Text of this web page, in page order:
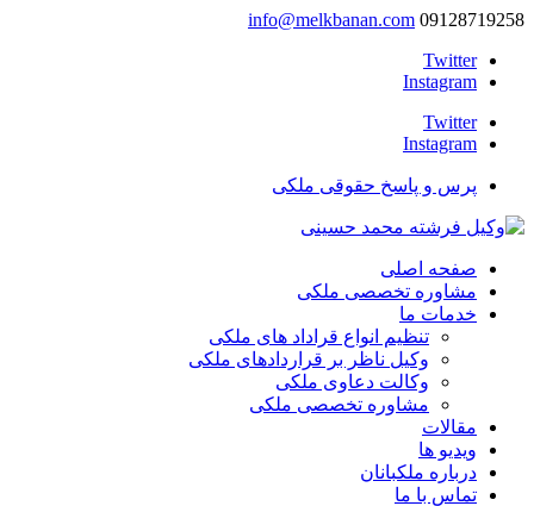
09128719258
info@melkbanan.com
Twitter
Instagram
Twitter
Instagram
پرس و پاسخ حقوقی ملکی
صفحه اصلی
مشاوره تخصصی ملکی
خدمات ما
تنظیم انواع قراداد های ملکی
وکیل ناظر بر قراردادهای ملکی
وکالت دعاوی ملکی
مشاوره تخصصی ملکی
مقالات
ویدیو ها
درباره ملکبانان
تماس با ما